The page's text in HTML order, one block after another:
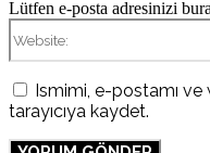
Lütfen e-posta adresinizi
Ismimi, e-postamı
tarayıcıya kaydet.